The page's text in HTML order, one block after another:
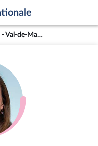
Mme Isabelle Santiago - Val-de-Marne (9e circonscription)